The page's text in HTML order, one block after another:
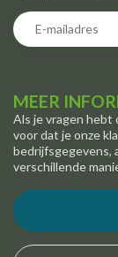
MEER
Als je vragen hebt
voor dat je onze
bedrijfsgegevens,
verschillende